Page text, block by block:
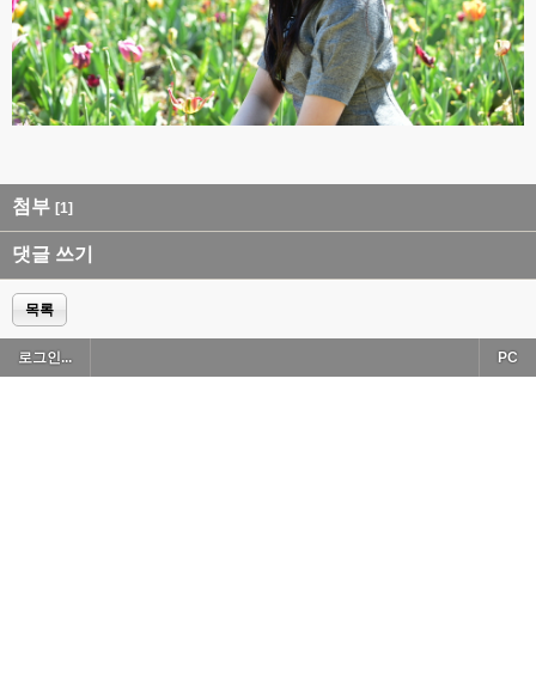
첨부 [1]
댓글 쓰기
목록
로그인... PC